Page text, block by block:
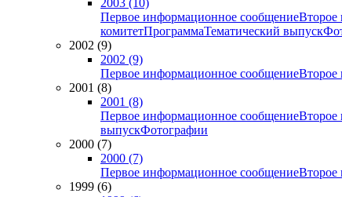
2003 (10)
Первое информационное сообщениеВторое
комитетПрограммаТематический выпуск
2002 (9)
2002 (9)
Первое информационное сообщениеВторое
2001 (8)
2001 (8)
Первое информационное сообщениеВторое
выпускФотографии
2000 (7)
2000 (7)
Первое информационное сообщениеВторое
1999 (6)